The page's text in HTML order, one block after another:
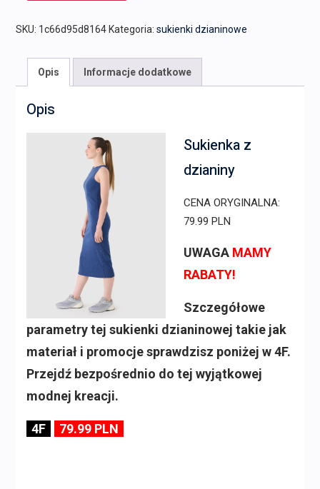
SKU: 1c66d95d8164 Kategoria: sukienki dzianinowe
Opis Informacje dodatkowe
Opis
Sukienka z
dzianiny
CENA ORYGINALNA:
79.99 PLN
UWAGA MAMY
RABATY!
Szczegółowe
parametry tej sukienki dzianinowej takie jak
materiał i promocje sprawdzisz poniżej w 4F.
Przejdź bezpośrednio do tej wyjątkowej
modnej kreacji.
4F 79.99 PLN